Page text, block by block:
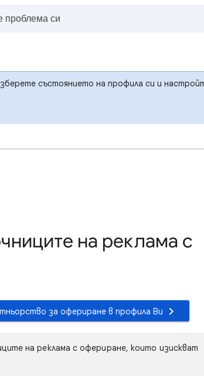
състоянието на профила си и
на реклама с
за офериране в профила Ви
на реклама с офериране, които изискват